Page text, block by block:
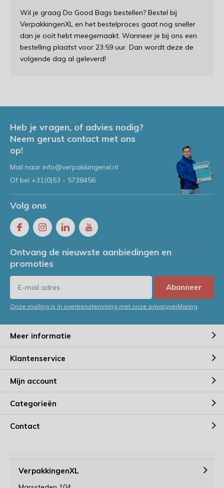
Wil je graag Do Good Bags bestellen? Bestel bij
VerpakkingenXL en het bestelproces gaat nog sneller
dan je ooit hebt meegemaakt. Wanneer je bij ons een
bestelling plaatst voor 23:59 uur. Dan wordt deze de
volgende dag al geleverd!
Heb je vragen, of advies nodig?
Neem gerust contact met ons
op!
Mail naar info@verpakkingenxl.nl
Of bel +31(0)53 - 5738456
Volg ons
Ontvang de nieuwste aanbiedingen en
promoties
Abonneer
Onze mailing is in overeenstemming met onze privacyverklaring
Meer informatie
Klantenservice
Mijn account
Categorieën
Contact
VerpakkingenXL